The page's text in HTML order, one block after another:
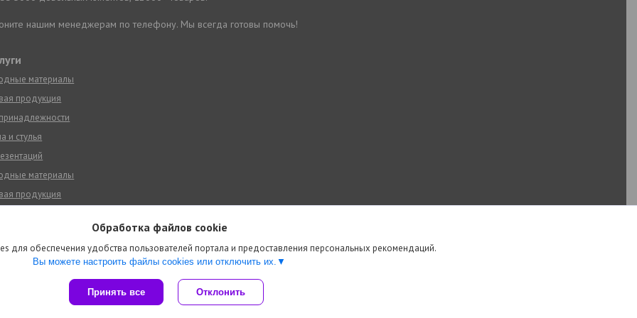
нашим менеджерам по телефону. Мы всегда готовы помочь!
материалы
продукция
и стулья
материалы
продукция
Сайт создан на платформе Deal.by
Политика обработки файлов cookies
Обработка файлов cookie
для обеспечения удобства пользователей портала и предоставления персональных рекомендаций.
Вы можете настроить файлы cookies или отключить их.
Принять все Отклонить